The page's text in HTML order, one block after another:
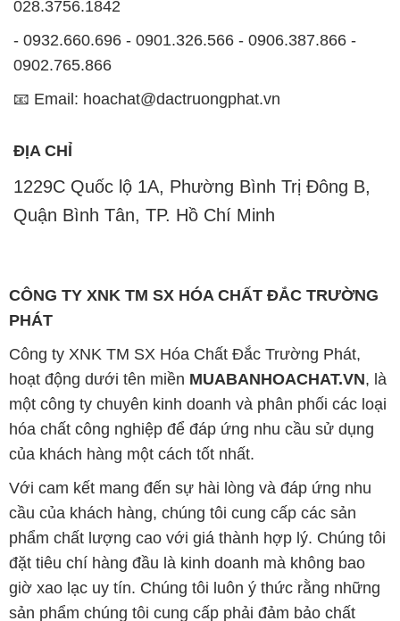
ĐỊA CHỈ
1229C Quốc lộ 1A, Phường Bình Trị Đông B,
Quận Bình Tân, TP. Hồ Chí Minh
CÔNG TY XNK TM SX HÓA CHẤT ĐẮC TRƯỜNG
PHÁT
một công ty chuyên kinh doanh và phân phối các loại
hóa chất công nghiệp để đáp ứng nhu cầu sử dụng
của khách hàng một cách tốt nhất.
Với cam kết mang đến sự hài lòng và đáp ứng nhu
cầu của khách hàng, chúng tôi cung cấp các sản
phẩm chất lượng cao với giá thành hợp lý. Chúng tôi
đặt tiêu chí hàng đầu là kinh doanh mà không bao
giờ xao lạc uy tín. Chúng tôi luôn ý thức rằng những
sản phẩm chúng tôi cung cấp phải đảm bảo chất
lượng và làm hài lòng đối tác. Đồng thời, chúng tôi
cam kết giá cả hợp lý, để cùng nhau phát triển và tồn
tại trên con đường dài phía trước.
Công ty Hóa Chất Đắc Trường Phát có khả năng đáp